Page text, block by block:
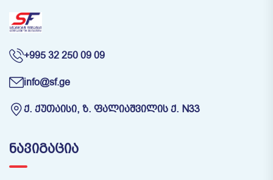
+995 32 250 09 09
info@sf.ge
Ქ. ᲥᲣᲗᲐᲘᲡᲘ, Ზ. ᲤᲐᲚᲘᲐᲨᲕᲘᲚᲘᲡ Ქ. N33
ᲜᲐᲕᲘᲒᲐᲪᲘᲐ